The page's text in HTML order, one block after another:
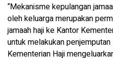
“Mekanisme kepulangan
oleh keluarga merupakan
jamaah haji ke Kantor
untuk melakukan
Kementerian Haji